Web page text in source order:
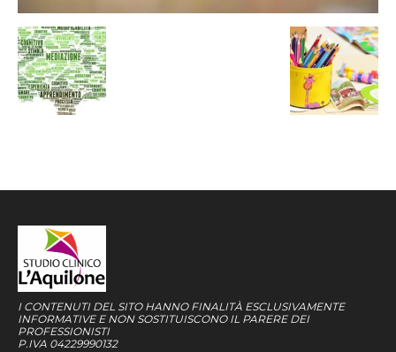
I CONTENUTI DEL SITO HANNO FINALITÀ ESCLUSIVAMENTE
INFORMATIVE E NON SOSTITUISCONO IL PARERE DEI
PROFESSIONISTI
P.IVA 04229990132